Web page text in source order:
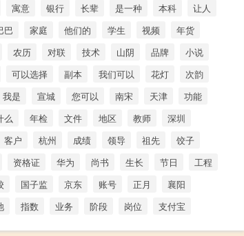
寓意 银行 长辈 是一种 本科
让人
巴 家庭 他们的 学生 视频
年货
农历 对联 技术 山阴 品牌
小说
可以选择 副本 我们可以 花灯
次韵
我是 宣城 您可以 南宋 天津
功能
么 年检 文件 地区 教师
深圳
客户 杭州 成绩 领导 祖先
饺子
资格证 华为 尚书 生长 节日
工程
国子监 京东 账号 正月
襄阳
指数 业务 阶段 岗位 支付宝